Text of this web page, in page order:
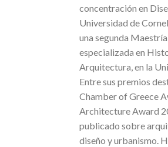
concentración en
Universidad de
una segunda
especializada en
Arquitectura, en la
Entre sus premios
Chamber of Greece
Architecture Award
publicado sobre
diseño y urbanismo.